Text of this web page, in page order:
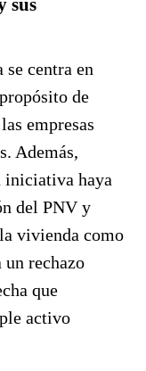
sus
centra en
de
empresas
Además,
iniciativa haya
del PNV y
vivienda como
rechazo
que
activo